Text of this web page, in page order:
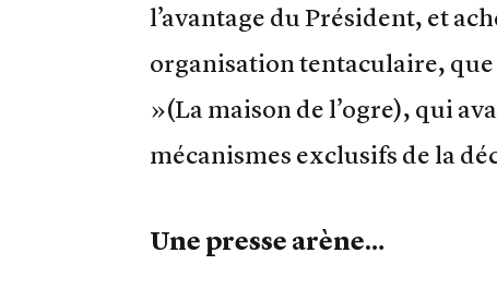
l’avantage du Président, et
organisation tentaculaire,
»(La maison de l’ogre), qui
mécanismes exclusifs de la
Une presse arène…